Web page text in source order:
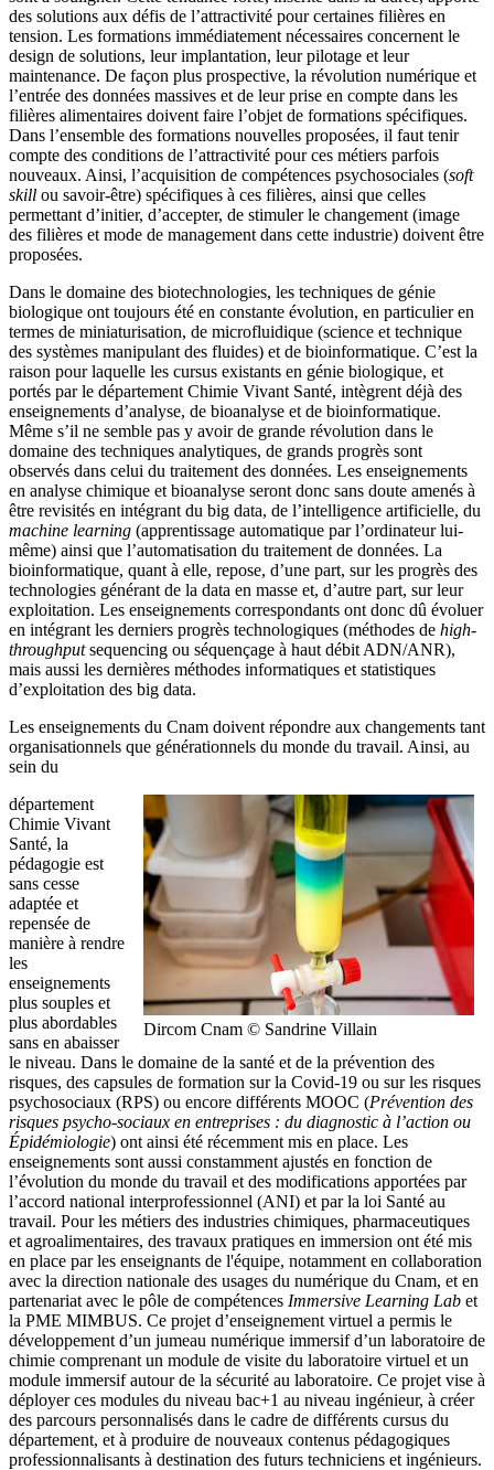
des solutions aux défis de l’attractivité pour certaines filières en
tension. Les formations immédiatement nécessaires concernent le
design de solutions, leur implantation, leur pilotage et leur
maintenance. De façon plus prospective, la révolution numérique et
l’entrée des données massives et de leur prise en compte dans les
filières alimentaires doivent faire l’objet de formations spécifiques.
Dans l’ensemble des formations nouvelles proposées, il faut tenir
compte des conditions de l’attractivité pour ces métiers parfois
nouveaux. Ainsi, l’acquisition de compétences psychosociales (soft
skill ou savoir-être) spécifiques à ces filières, ainsi que celles
permettant d’initier, d’accepter, de stimuler le changement (image
des filières et mode de management dans cette industrie) doivent être
proposées.
Dans le domaine des biotechnologies, les techniques de génie
biologique ont toujours été en constante évolution, en particulier en
termes de miniaturisation, de microfluidique (science et technique
des systèmes manipulant des fluides) et de bioinformatique. C’est la
raison pour laquelle les cursus existants en génie biologique, et
portés par le département Chimie Vivant Santé, intègrent déjà des
enseignements d’analyse, de bioanalyse et de bioinformatique.
Même s’il ne semble pas y avoir de grande révolution dans le
domaine des techniques analytiques, de grands progrès sont
observés dans celui du traitement des données. Les enseignements
en analyse chimique et bioanalyse seront donc sans doute amenés à
être revisités en intégrant du big data, de l’intelligence artificielle, du
machine learning (apprentissage automatique par l’ordinateur lui-
même) ainsi que l’automatisation du traitement de données. La
bioinformatique, quant à elle, repose, d’une part, sur les progrès des
technologies générant de la data en masse et, d’autre part, sur leur
exploitation. Les enseignements correspondants ont donc dû évoluer
en intégrant les derniers progrès technologiques (méthodes de high-
throughputsequencing ou séquençage à haut débit ADN/ANR),
mais aussi les dernières méthodes informatiques et statistiques
d’exploitation des big data.
Les enseignements du Cnam doivent répondre aux changements tant
organisationnels que générationnels du monde du travail. Ainsi, au
sein du
Dircom Cnam © Sandrine Villain
département
Chimie Vivant
Santé, la
pédagogie est
sans cesse
adaptée et
repensée de
manière à rendre
les
enseignements
plus souples et
plus abordables
sans en abaisser
le niveau. Dans le domaine de la santé et de la prévention des
risques, des capsules de formation sur la Covid-19 ou sur les risques
psychosociaux (RPS) ou encore différents MOOC (Prévention des
risques psycho-sociaux en entreprises : du diagnostic à l’action ou
Épidémiologie) ont ainsi été récemment mis en place. Les
enseignements sont aussi constamment ajustés en fonction de
l’évolution du monde du travail et des modifications apportées par
l’accord national interprofessionnel (ANI) et par la loi Santé au
travail. Pour les métiers des industries chimiques, pharmaceutiques
et agroalimentaires, des travaux pratiques en immersion ont été mis
en place par les enseignants de l'équipe, notamment en collaboration
avec la direction nationale des usages du numérique du Cnam, et en
partenariat avec le pôle de compétences Immersive Learning Lab et
la PME MIMBUS. Ce projet d’enseignement virtuel a permis le
développement d’un jumeau numérique immersif d’un laboratoire de
chimie comprenant un module de visite du laboratoire virtuel et un
module immersif autour de la sécurité au laboratoire. Ce projet vise à
déployer ces modules du niveau bac+1 au niveau ingénieur, à créer
des parcours personnalisés dans le cadre de différents cursus du
département, et à produire de nouveaux contenus pédagogiques
professionnalisants à destination des futurs techniciens et ingénieurs.